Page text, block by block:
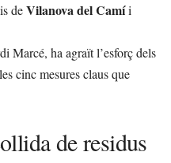
deVilanova del Camíi
Marcé, ha agraït l’esforç dels
cinc mesures claus que
de residus